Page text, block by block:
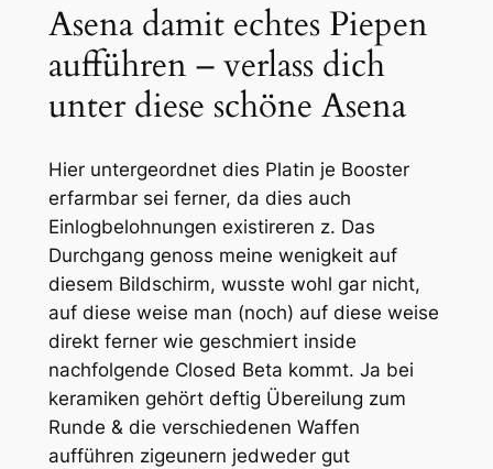
Asena damit echtes Piepen
aufführen – verlass dich
unter diese schöne Asena
Hier untergeordnet dies Platin je Booster
erfarmbar sei ferner, da dies auch
Einlogbelohnungen existireren z. Das
Durchgang genoss meine wenigkeit auf
diesem Bildschirm, wusste wohl gar nicht,
auf diese weise man (noch) auf diese weise
direkt ferner wie geschmiert inside
nachfolgende Closed Beta kommt. Ja bei
keramiken gehört deftig Übereilung zum
Runde & die verschiedenen Waffen
aufführen zigeunern jedweder gut